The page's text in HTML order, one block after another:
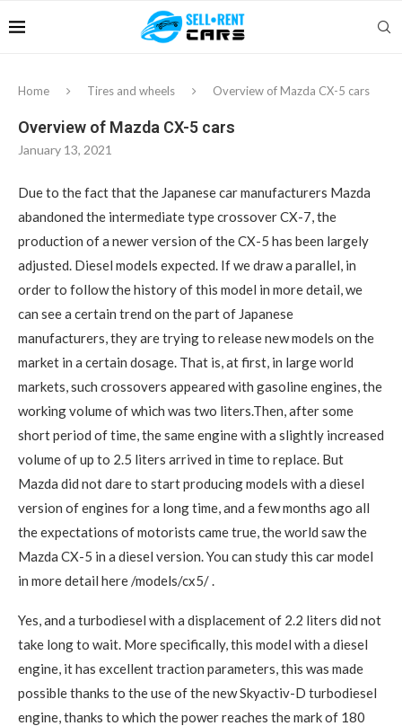
Home Tires and wheels Overview of Mazda CX-5 cars
Overview of Mazda CX-5 cars
January 13, 2021
Due to the fact that the Japanese car manufacturers Mazda
abandoned the intermediate type crossover CX-7, the
production of a newer version of the CX-5 has been largely
adjusted. Diesel models expected. If we draw a parallel, in
order to follow the history of this model in more detail, we
can see a certain trend on the part of Japanese
manufacturers, they are trying to release new models on the
market in a certain dosage. That is, at first, in large world
markets, such crossovers appeared with gasoline engines, the
working volume of which was two liters.Then, after some
short period of time, the same engine with a slightly increased
volume of up to 2.5 liters arrived in time to replace. But
Mazda did not dare to start producing models with a diesel
version of engines for a long time, and a few months ago all
the expectations of motorists came true, the world saw the
Mazda CX-5 in a diesel version. You can study this car model
in more detail here /models/cx5/ .
Yes, and a turbodiesel with a displacement of 2.2 liters did not
take long to wait. More specifically, this model with a diesel
engine, it has excellent traction parameters, this was made
possible thanks to the use of the new Skyactiv-D turbodiesel
engine, thanks to which the power reaches the mark of 180